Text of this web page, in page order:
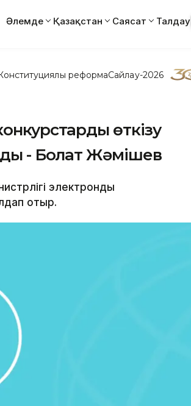
Әлемде Қазақстан Саясат Талдау
реформаСайлау-2026
өткізу
- Болат Жәмішев
электрондық
отыр.